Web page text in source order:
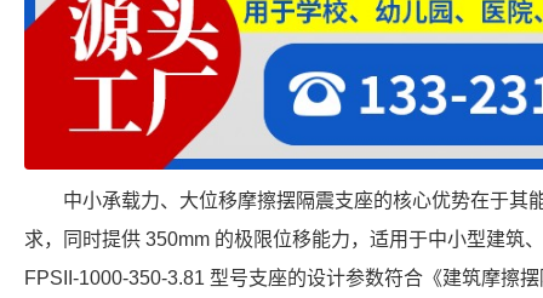
中小承载力、大位移摩擦摆隔震支座的核心优势在于其
求，同时提供 350mm 的极限位移能力，适用于中小型建筑
FPSII-1000-350-3.81 型号支座的设计参数符合《建筑摩擦